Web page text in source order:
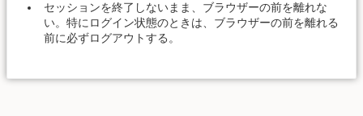
セッションを終了しないまま、ブラウザーの前を離れな
い。特にログイン状態のときは、ブラウザーの前を離れる
前に必ずログアウトする。